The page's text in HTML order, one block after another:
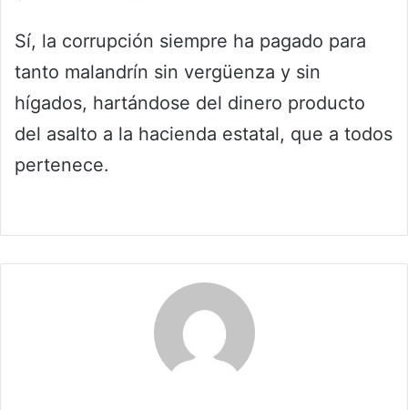
Sí, la corrupción siempre ha pagado para
tanto malandrín sin vergüenza y sin
hígados, hartándose del dinero producto
del asalto a la hacienda estatal, que a todos
pertenece.